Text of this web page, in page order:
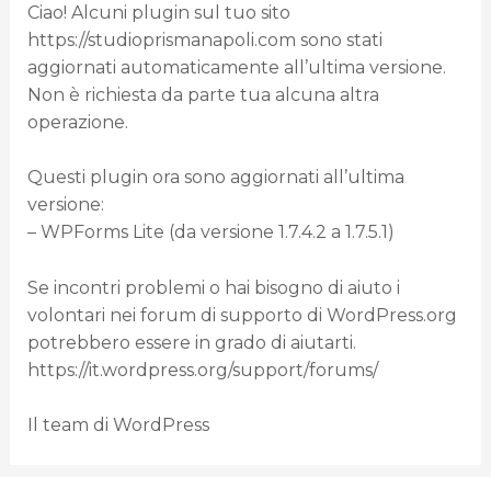
Ciao! Alcuni plugin sul tuo sito
https://studioprismanapoli.com sono stati
aggiornati automaticamente all’ultima versione.
Non è richiesta da parte tua alcuna altra
operazione.
Questi plugin ora sono aggiornati all’ultima
versione:
– WPForms Lite (da versione 1.7.4.2 a 1.7.5.1)
Se incontri problemi o hai bisogno di aiuto i
volontari nei forum di supporto di WordPress.org
potrebbero essere in grado di aiutarti.
https://it.wordpress.org/support/forums/
Il team di WordPress